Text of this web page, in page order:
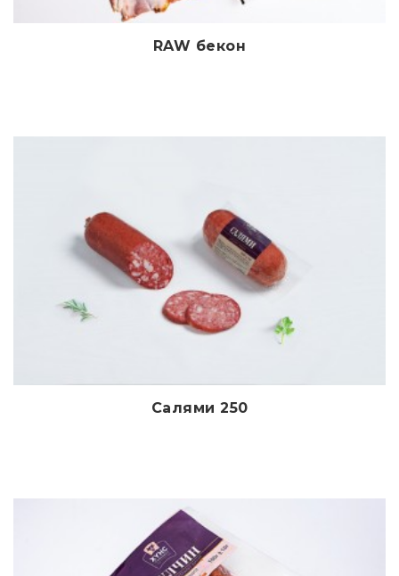
RAW бекон
ДэлгэрэнгүйСалями 250